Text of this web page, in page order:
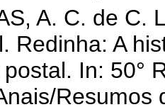
A. C. de C.
Redinha: A
In: 50°
Resumos